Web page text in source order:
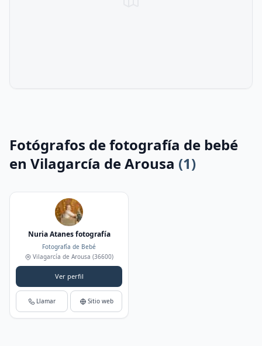
Fotógrafos de fotografía de bebé
en Vilagarcía de Arousa (1)
Nuria Atanes fotografía
Fotografía de Bebé
Vilagarcía de Arousa (36600)
Ver perfil
Llamar Sitio web